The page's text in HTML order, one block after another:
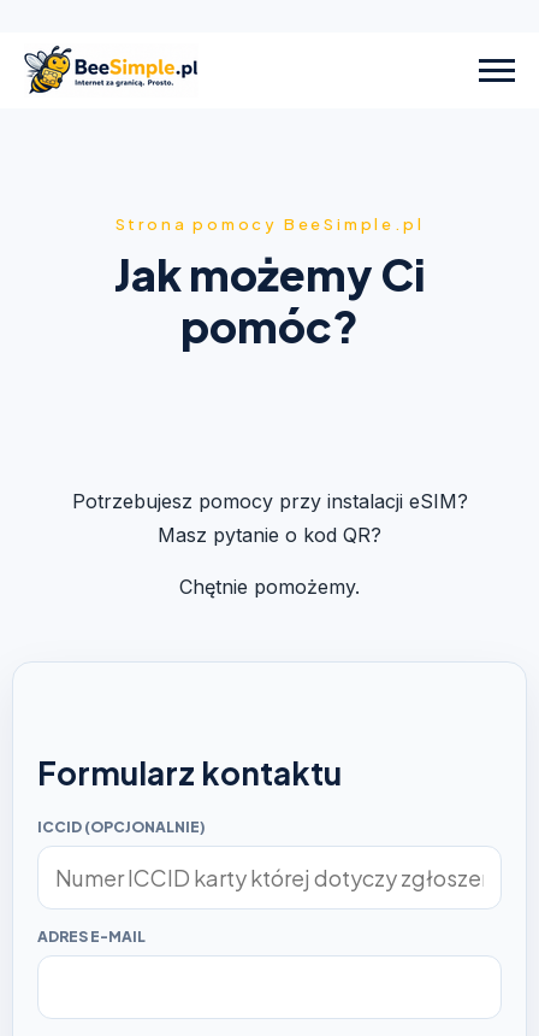
Strona pomocy BeeSimple.pl
Jak możemy Ci
pomóc?
Potrzebujesz pomocy przy instalacji eSIM?
Masz pytanie o kod QR?
Chętnie pomożemy.
Formularz kontaktu
ICCID (OPCJONALNIE)
ADRES E-MAIL